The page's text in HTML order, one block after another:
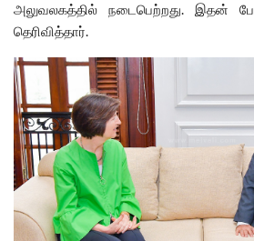
அலுவலகத்தில் நடைபெற்றது. இதன்
தெரிவித்தார்.